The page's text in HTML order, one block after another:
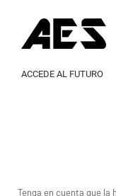
ACCEDE AL FUTURO
Tenga en cuenta que la